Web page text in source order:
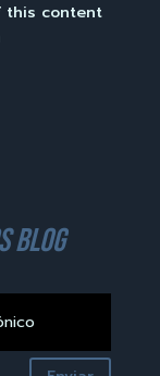
this content
blog